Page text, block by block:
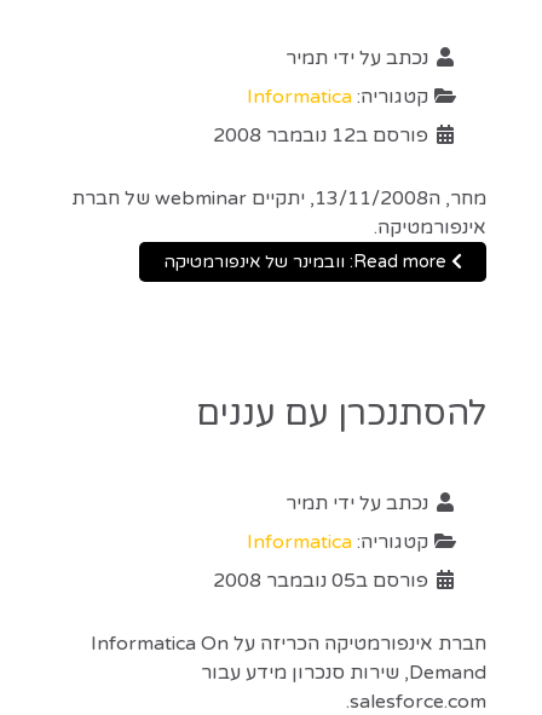
נכתב על ידי תמיר
קטגוריה: Informatica
פורסם ב12 נובמבר 2008
מחר, ה13/11/2008, יתקיים webminar של חברת
אינפורמטיקה.
להסתנכרן עם עננים
נכתב על ידי תמיר
קטגוריה: Informatica
פורסם ב05 נובמבר 2008
חברת אינפורמטיקה הכריזה על Informatica On
Demand, שירות סנכרון מידע עבור
salesforce.com.